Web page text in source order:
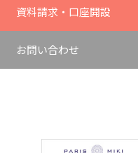
資料請求・口座開設
お問い合わせ